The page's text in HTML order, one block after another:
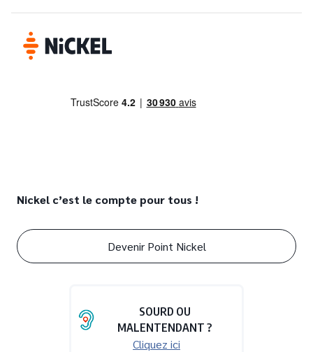
Nickel c’est le compte pour tous !
Devenir Point Nickel
SOURD OU
MALENTENDANT ?
Cliquez ici